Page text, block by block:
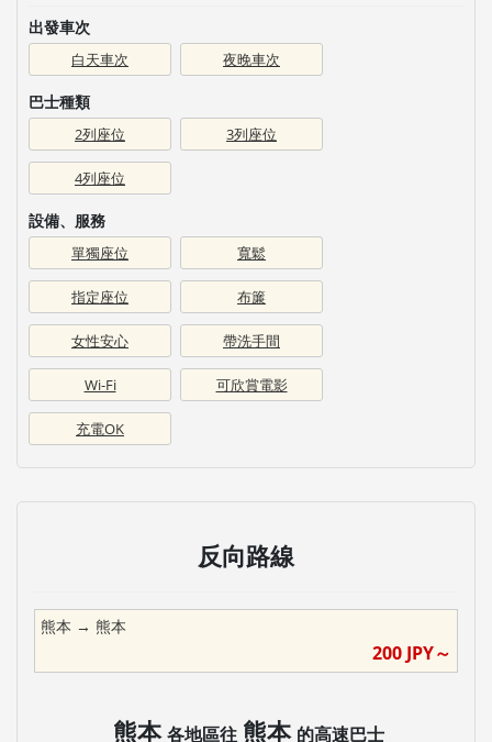
出發車次
白天車次 夜晚車次
巴士種類
2列座位 3列座位
4列座位
設備、服務
單獨座位 寬鬆
指定座位 布簾
女性安心 帶洗手間
Wi-Fi 可欣賞電影
充電OK
反向路線
熊本 → 熊本
200 JPY～
熊本 各地區往 熊本 的高速巴士